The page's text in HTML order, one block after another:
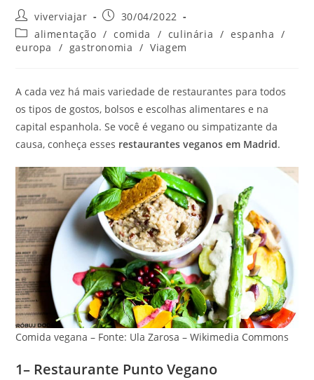
Autor
do
post:
viverviajar
Post
publicado:
30/04/2022
Categoria
do
alimentação / comida / culinária / espanha /
europa
/ gastronomia / Viagem
A cada vez há mais variedade de restaurantes para todos
os tipos de gostos, bolsos e escolhas alimentares e na
capital espanhola. Se você é vegano ou simpatizante da
causa, conheça esses restaurantes veganos em Madrid.
Comida vegana – Fonte: Ula Zarosa – Wikimedia Commons
1– Restaurante Punto Vegano